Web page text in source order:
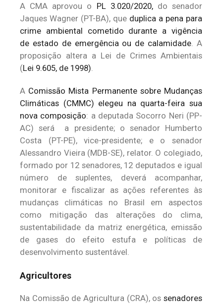
A CMA aprovou o PL 3.020/2020,do senador
Jaques Wagner (PT-BA), que duplica a pena para
crime ambiental cometido durante a vigência
de estado de emergência ou de calamidade . A
proposição altera a Lei de Crimes Ambientais
(Lei 9.605, de 1998)
A Comissão Mista Permanente sobre Mudanças
Climáticas (CMMC) elegeu na quarta-feira sua
nova composição: a deputada Socorro Neri (PP-
AC) será a presidente; o senador Humberto
Costa (PT-PE), vice-presidente; e o senador
Alessandro Vieira (MDB-SE), relator. O colegiado,
formado por 12 senadores, 12 deputados e igual
número de suplentes, deverá acompanhar,
monitorar e fiscalizar as ações referentes às
mudanças climáticas no Brasil em aspectos
como mitigação das alterações do clima,
sustentabilidade da matriz energética, emissão
de gases do efeito estufa e políticas de
desenvolvimento sustentável.
Agricultores
Na Comissão de Agricultura (CRA), os senadores